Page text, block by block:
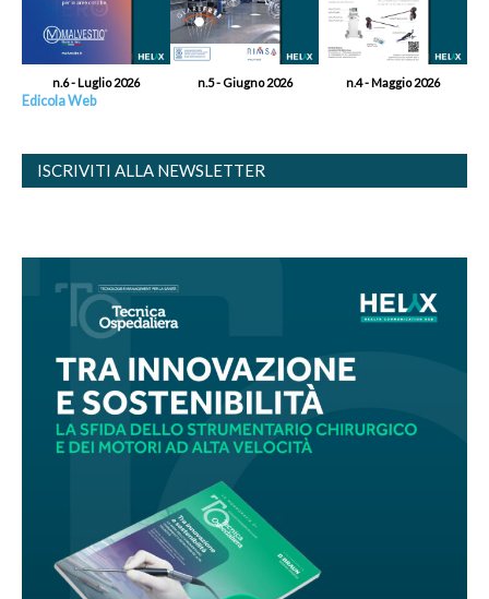
n.6 - Luglio 2026 n.5 - Giugno 2026 n.4 - Maggio 2026
Edicola Web
ISCRIVITI ALLA NEWSLETTER